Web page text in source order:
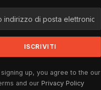
signing up, you agree to the our
and ourPrivacy Policy